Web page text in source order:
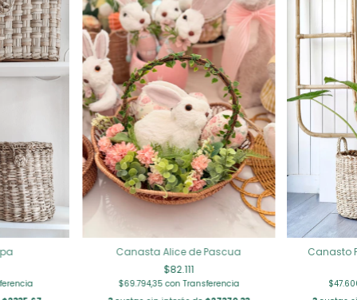
Canasta Alice de Pascua
$82.111
$69.794,35 con Transferencia
Canasto